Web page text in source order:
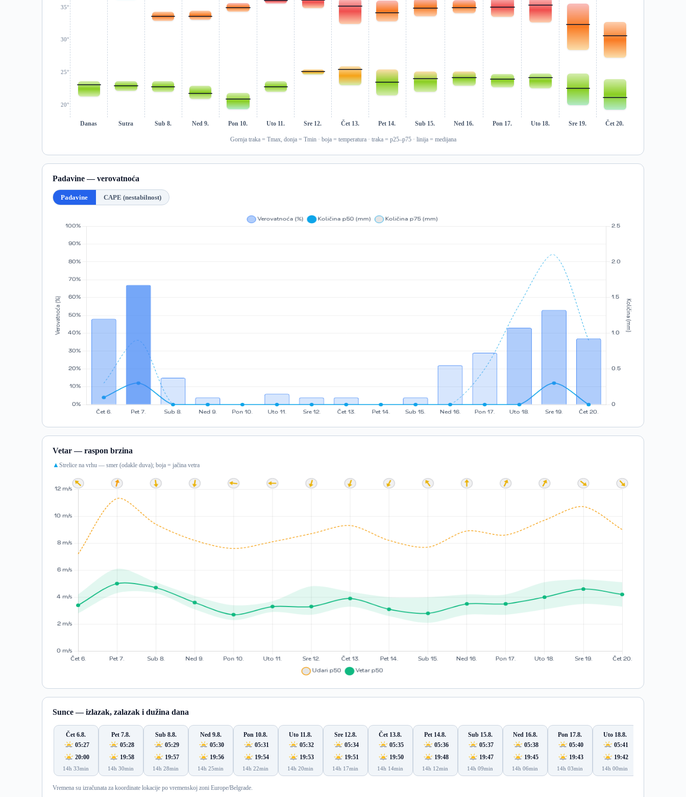
20°
25°
30°
35°
Danas Sutra Sub 8. Ned 9. Pon 10. Uto 11. Sre 12. Čet 13. Pet 14. Sub 15. Ned 16. Pon 17. Uto 18. Sre 19. Čet 20.
Gornja traka = Tmax, donja = Tmin · boja = temperatura · traka = p25–p75 · linija = medijana
Padavine — verovatnoća
Padavine CAPE (nestabilnost)
Vetar — raspon brzina
▲Strelice na vrhu — smer (odakle duva); boja = jačina vetra
Sunce — izlazak, zalazak i dužina dana
Čet 6.8.
05:27
20:00
14h 33min
Pet 7.8.
05:28
19:58
14h 30min
Sub 8.8.
05:29
19:57
14h 28min
Ned 9.8.
05:30
19:56
14h 25min
Pon 10.8.
05:31
19:54
14h 22min
Uto 11.8.
05:32
19:53
14h 20min
Sre 12.8.
05:34
19:51
14h 17min
Čet 13.8.
05:35
19:50
14h 14min
Pet 14.8.
05:36
19:48
14h 12min
Sub 15.8.
05:37
19:47
14h 09min
Ned 16.8.
05:38
19:45
14h 06min
Pon 17.8.
05:40
19:43
14h 03min
Uto 18.8.
05:41
19:42
14h 00min
Vremena su izračunata za koordinate lokacije po vremenskoj zoni Europe/Belgrade.